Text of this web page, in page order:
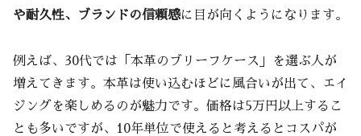
や耐久性、ブランドの信頼感に目が向くようになります。
例えば、30代では「本革のブリーフケース」を選ぶ人が
増えてきます。本革は使い込むほどに風合いが出て、エイ
ジングを楽しめるのが魅力です。価格は5万円以上するこ
とも多いですが、10年単位で使えると考えるとコスパが